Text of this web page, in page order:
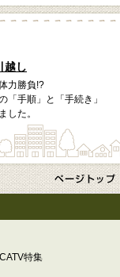
越し
力勝負!?
「手順」と「手続き」
した。
特集